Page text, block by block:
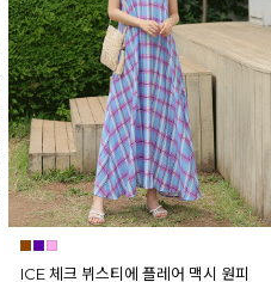
ICE 체크 뷔스티에 플레어 맥시 원피